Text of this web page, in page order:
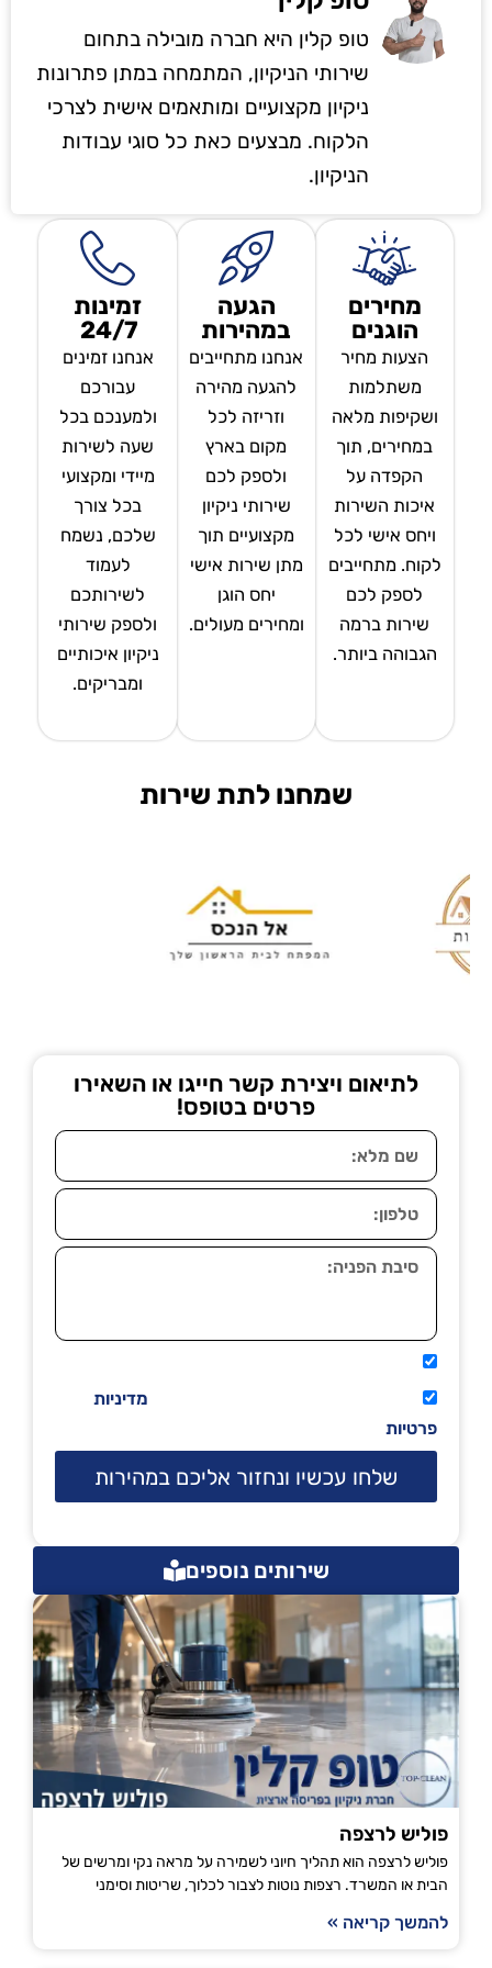
טופ קלין היא חברה מובילה בתחום
שירותי הניקיון, המתמחה במתן פתרונות
ניקיון מקצועיים ומותאמים אישית לצרכי
הלקוח. מבצעים כאת כל סוגי עבודות
הניקיון.
מחירים
הוגנים
הצעות מחיר
משתלמות
ושקיפות מלאה
במחירים, תוך
הקפדה על
איכות השירות
ויחס אישי לכל
לקוח. מתחייבים
לספק לכם
שירות ברמה
הגבוהה ביותר.
הגעה
במהירות
אנחנו מתחייבים
להגעה מהירה
וזריזה לכל
מקום בארץ
ולספק לכם
שירותי ניקיון
מקצועיים תוך
מתן שירות אישי
יחס הוגן
ומחירים מעולים.
זמינות
24/7
אנחנו זמינים
עבורכם
ולמענכם בכל
שעה לשירות
מיידי ומקצועי
בכל צורך
שלכם, נשמח
לעמוד
לשירותכם
ולספק שירותי
ניקיון איכותיים
ומבריקים.
שמחנו לתת שירות
לתיאום ויצירת קשר חייגו או השאירו
פרטים בטופס!
מדיניות
פרטיות
שלחו עכשיו ונחזור אליכם במהירות
שירותים נוספים
פוליש לרצפה
פוליש לרצפה הוא תהליך חיוני לשמירה על מראה נקי ומרשים של
הבית או המשרד. רצפות נוטות לצבור לכלוך, שריטות וסימני
להמשך קריאה »